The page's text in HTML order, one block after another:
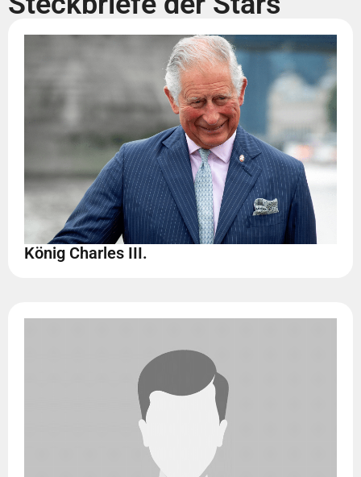
König Charles III.